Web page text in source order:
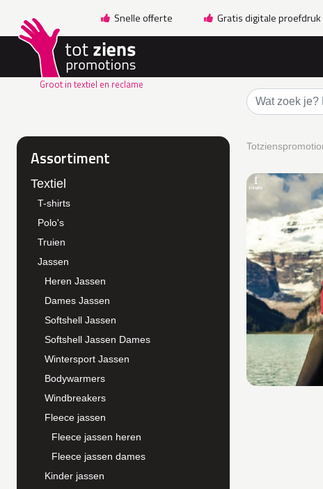
Snelle offerte Gratis digitale proefdruk
Groot in textiel en reclame
Assortiment
Textiel
T-shirts
Polo's
Truien
Jassen
Heren Jassen
Dames Jassen
Softshell Jassen
Softshell Jassen Dames
Wintersport Jassen
Bodywarmers
Windbreakers
Fleece jassen
Fleece jassen heren
Fleece jassen dames
Kinder jassen